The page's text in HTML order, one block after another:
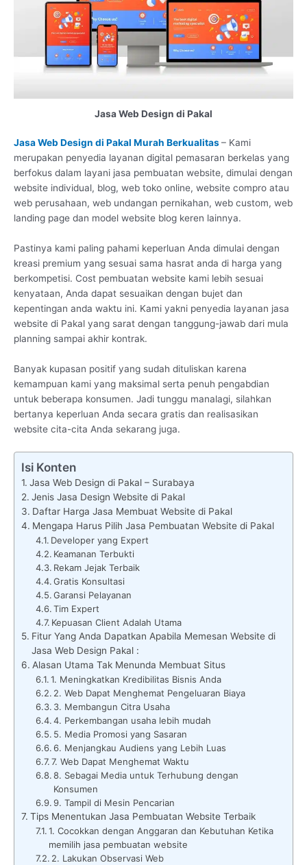
Jasa Web Design di Pakal
Jasa Web Design di Pakal Murah Berkualitas– Kami
merupakan penyedia layanan digital pemasaran berkelas yang
berfokus dalam layani jasa pembuatan website, dimulai dengan
website individual, blog, web toko online, website compro atau
web perusahaan, web undangan pernikahan, web custom, web
landing page dan model website blog keren lainnya.
Pastinya kami paling pahami keperluan Anda dimulai dengan
kreasi premium yang sesuai sama hasrat anda di harga yang
berkompetisi. Cost pembuatan website kami lebih sesuai
kenyataan, Anda dapat sesuaikan dengan bujet dan
kepentingan anda waktu ini. Kami yakni penyedia layanan jasa
website di Pakal yang sarat dengan tanggung-jawab dari mula
planning sampai akhir kontrak.
Banyak kupasan positif yang sudah dituliskan karena
kemampuan kami yang maksimal serta penuh pengabdian
untuk beberapa konsumen. Jadi tunggu manalagi, silahkan
bertanya keperluan Anda secara gratis dan realisasikan
website cita-cita Anda sekarang juga.
Isi Konten
Jasa Web Design di Pakal – Surabaya
Jenis Jasa Design Website di Pakal
Daftar Harga Jasa Membuat Website di Pakal
Mengapa Harus Pilih Jasa Pembuatan Website di Pakal
Developer yang Expert
Keamanan Terbukti
Rekam Jejak Terbaik
Gratis Konsultasi
Garansi Pelayanan
Tim Expert
Kepuasan Client Adalah Utama
Fitur Yang Anda Dapatkan Apabila Memesan Website di
Jasa Web Design Pakal :
Alasan Utama Tak Menunda Membuat Situs
1. Meningkatkan Kredibilitas Bisnis Anda
2. Web Dapat Menghemat Pengeluaran Biaya
3. Membangun Citra Usaha
4. Perkembangan usaha lebih mudah
5. Media Promosi yang Sasaran
6. Menjangkau Audiens yang Lebih Luas
7. Web Dapat Menghemat Waktu
8. Sebagai Media untuk Terhubung dengan
Konsumen
9. Tampil di Mesin Pencarian
Tips Menentukan Jasa Pembuatan Website Terbaik
1. Cocokkan dengan Anggaran dan Kebutuhan Ketika
memilih jasa pembuatan website
2. Lakukan Observasi Web